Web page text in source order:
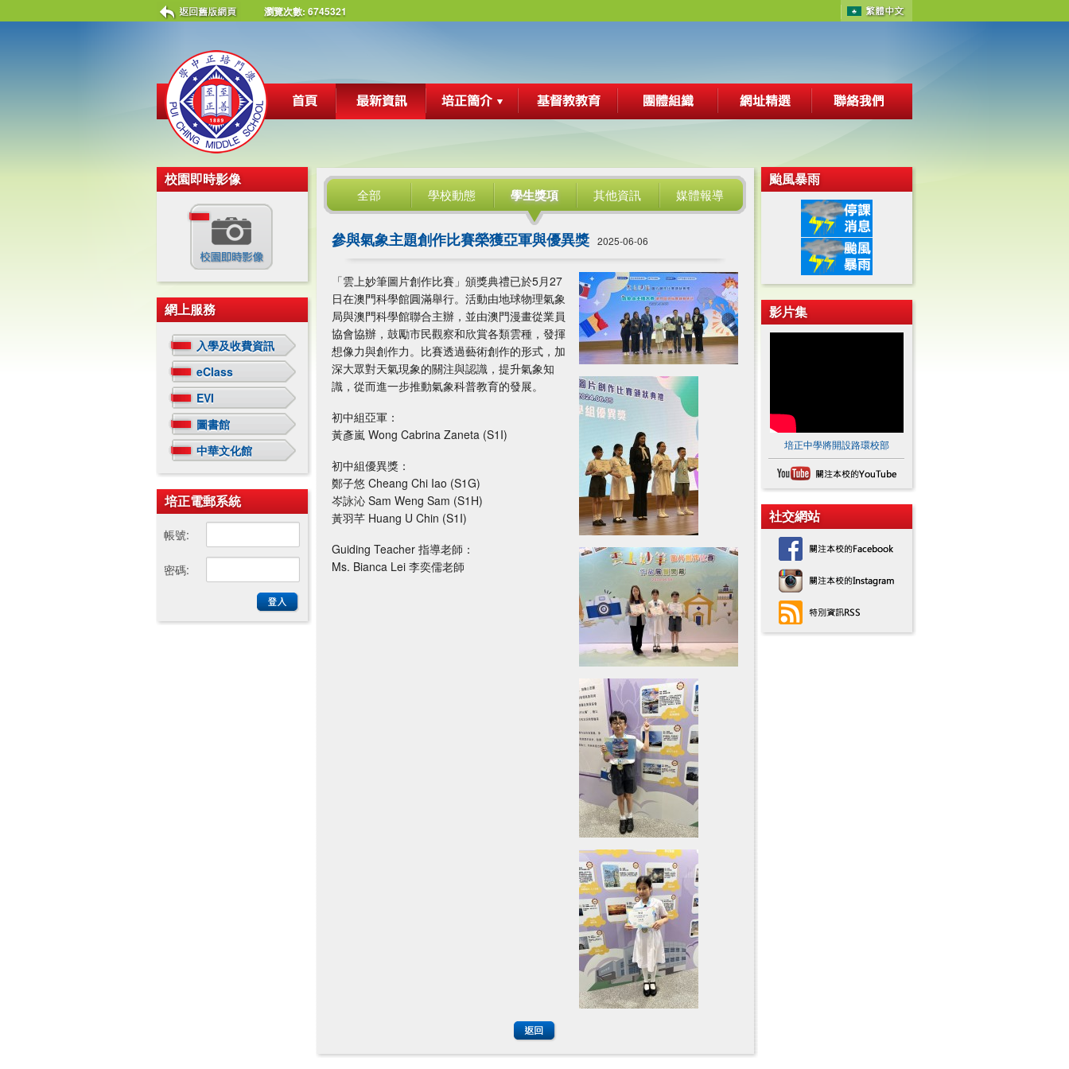
瀏覽次數: 6745321
校園即時影像
網上服務
入學及收費資訊
eClass
EVI
圖書館
中華文化館
培正電郵系統
帳號:
密碼:
全部 學校動態 學生獎項 其他資訊 媒體報導
參與氣象主題創作比賽榮獲亞軍與優異獎 2025-06-06
「雲上妙筆圖片創作比賽」頒獎典禮已於5月27
日在澳門科學館圓滿舉行。活動由地球物理氣象
局與澳門科學館聯合主辦，並由澳門漫畫從業員
協會協辦，鼓勵市民觀察和欣賞各類雲種，發揮
想像力與創作力。比賽透過藝術創作的形式，加
深大眾對天氣現象的關注與認識，提升氣象知
識，從而進一步推動氣象科普教育的發展。
初中組亞軍：
黃彥嵐 Wong Cabrina Zaneta (S1I)
初中組優異獎：
鄭子悠 Cheang Chi Iao (S1G)
岑詠沁 Sam Weng Sam (S1H)
黃羽芊 Huang U Chin (S1I)
Guiding Teacher 指導老師：
Ms. Bianca Lei 李奕儒老師
颱風暴雨
影片集
培正中學將開設路環校部
社交網站